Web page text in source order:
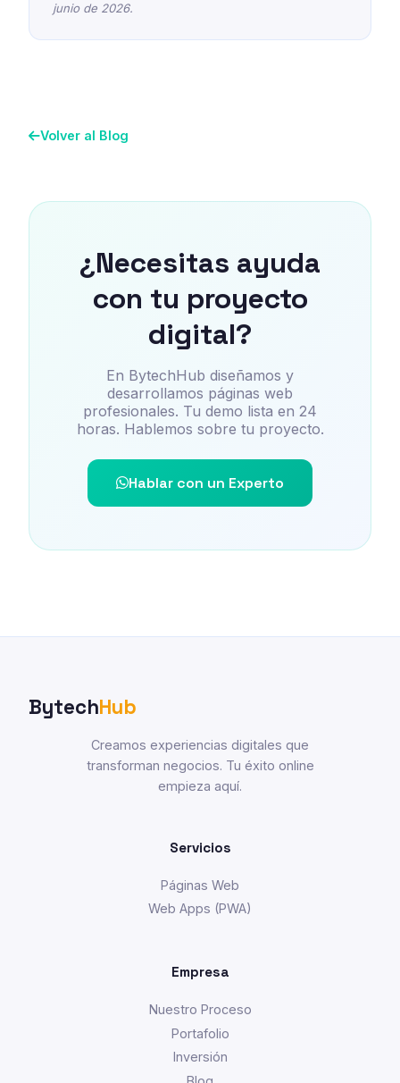
junio de 2026.
Volver al Blog
¿Necesitas ayuda
con tu proyecto
digital?
En BytechHub diseñamos y
desarrollamos páginas web
profesionales. Tu demo lista en 24
horas. Hablemos sobre tu proyecto.
Hablar con un Experto
BytechHub
Creamos experiencias digitales que
transforman negocios. Tu éxito online
empieza aquí.
Servicios
Páginas Web
Web Apps (PWA)
Empresa
Nuestro Proceso
Portafolio
Inversión